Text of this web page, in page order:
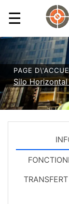
☰
PAGE
Silo
TRANSFERT